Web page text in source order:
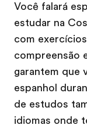
Você falará
estudar na
com
compreensão
garantem que
espanhol
de estudos
idiomas onde